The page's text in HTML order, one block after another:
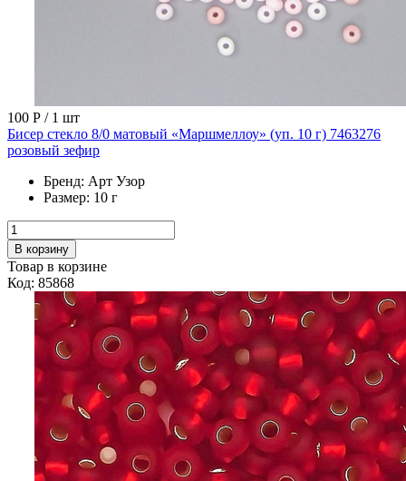
100 Р / 1 шт
Бисер стекло 8/0 матовый «Маршмеллоу» (уп. 10 г) 7463276
розовый зефир
Бренд: Арт Узор
Размер: 10 г
В корзину
Товар в корзине
Код: 85868